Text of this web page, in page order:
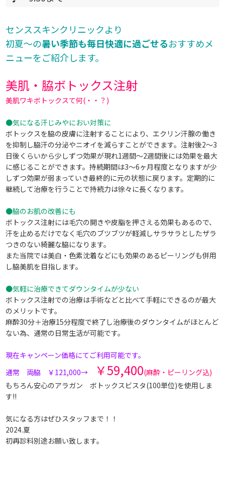
センススキンクリニックより
初夏～の暑い季節も毎日快適に過ごせるおすすめメ
ニューをご紹介します。
美肌・脇ボトックス注射
美肌ワキボトックスて何(・・？)
●気になる汗じみやにおい対策に
ボトックスを脇の皮膚に注射することにより、エクリン汗腺の働き
を抑制し脇汗の分泌やニオイを減らすことができます。注射後2～3
日後くらいから少しずつ効果が現れ1週間～2週間後には効果を最大
に感じることができます。持続期間は3～6ヶ月程度となりますが少
しずつ効果が弱まっていき最終的に元の状態に戻ります。定期的に
継続して治療を行うことで持続力は徐々に長くなります。
●脇のお肌の改善にも
ボトックス注射には毛穴の開きや皮脂を押さえる効果もあるので、
汗を止めるだけでなく毛穴のブツブツが軽減しサラサラとしたザラ
つきのない綺麗な脇になります。
また当院では美白・色素沈着などにも効果のあるピーリングも併用
し脇美肌を目指します。
●気軽に治療できてダウンタイムが少ない
ボトックス注射での治療は手術などと比べて手軽にできるのが最大
のメリットです。
麻酔30分＋治療15分程度で終了し治療後のダウンタイムがほとんど
ない為、通常の日常生活が可能です。
現在キャンペーン価格にてご利用可能です。
通常 両脇 ￥121,000→
￥59,400(麻酔・ピーリング込)
もちろん安心のアラガン ボトックスビスタ(100単位)を使用しま
す!!
気になる方はぜひスタッフまで！！
2024.夏
初再診料別途お願い致します。